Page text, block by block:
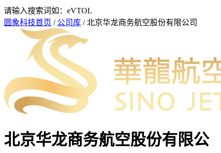
请输入搜索词如：eVTOL
圆象科技首页 / 公司库 / 北京华龙商务航空股份有限公司
北京华龙商务航空股份有限公